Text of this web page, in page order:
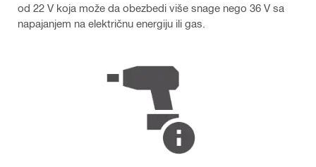
od 22 V koja može da obezbedi više snage nego 36 V sa
napajanjem na električnu energiju ili gas.